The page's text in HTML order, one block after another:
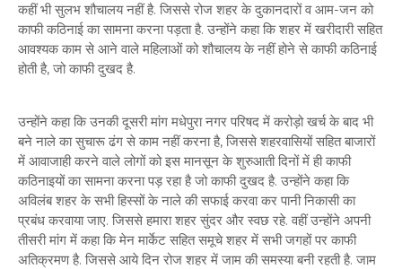
कहीं भी सुलभ शौचालय नहीं है. जिससे रोज शहर के दुकानदारों व आम-जन को
काफी कठिनाई का सामना करना पड़ता है. उन्होंने कहा कि शहर में खरीदारी सहित
आवश्यक काम से आने वाले महिलाओं को शौचालय के नहीं होने से काफी कठिनाई
होती है, जो काफी दुखद है.
उन्होंने कहा कि उनकी दूसरी मांग मधेपुरा नगर परिषद में करोड़ो खर्च के बाद भी
बने नाले का सुचारू ढंग से काम नहीं करना है, जिससे शहरवासियों सहित बाजारों
में आवाजाही करने वाले लोगों को इस मानसून के शुरुआती दिनों में ही काफी
कठिनाइयों का सामना करना पड़ रहा है जो काफी दुखद है. उन्होंने कहा कि
अविलंब शहर के सभी हिस्सों के नाले की सफाई करवा कर पानी निकासी का
प्रबंध करवाया जाए. जिससे हमारा शहर सुंदर और स्वछ रहे. वहीं उन्होंने अपनी
तीसरी मांग में कहा कि मेन मार्केट सहित समूचे शहर में सभी जगहों पर काफी
अतिक्रमण है. जिससे आये दिन रोज शहर में जाम की समस्या बनी रहती है. जाम